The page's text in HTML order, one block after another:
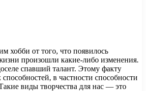
хобби от того, что появилось
произошли какие-либо изменения.
спавший талант. Этому факту
в частности способности
виды творчества для нас — это